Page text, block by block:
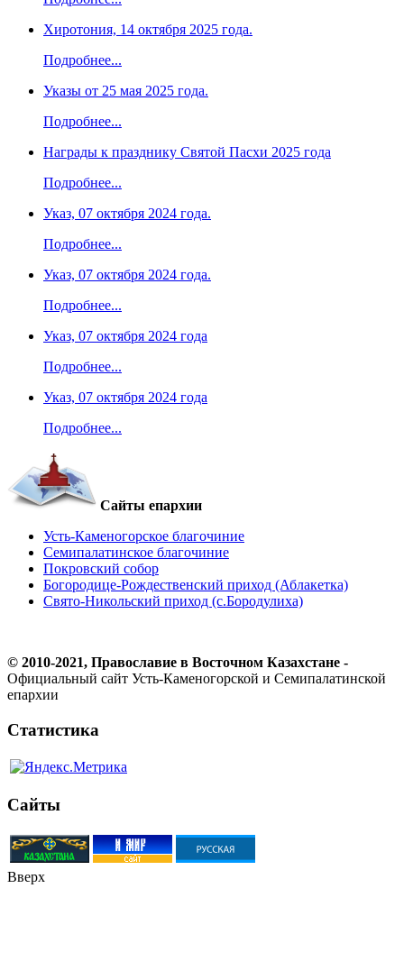
Хиротония, 14 октября 2025 года.
Подробнее...
Указы от 25 мая 2025 года.
Подробнее...
Награды к празднику Святой Пасхи 2025 года
Подробнее...
Указ, 07 октября 2024 года.
Подробнее...
Указ, 07 октября 2024 года.
Подробнее...
Указ, 07 октября 2024 года
Подробнее...
Указ, 07 октября 2024 года
Подробнее...
Сайты епархии
Усть-Каменогорское благочиние
Семипалатинское благочиние
Покровский собор
Богородице-Рождественский приход (Аблакетка)
Свято-Никольский приход (с.Бородулиха)
© 2010-2021, Православие в Восточном Казахстане -
Официальный сайт Усть-Каменогорской и Семипалатинской
епархии
Статистика
Сайты
Вверх